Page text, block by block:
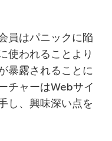
員はパニックに陥
使われることより
暴露されることに
チャーはWebサイ
し、興味深い点を